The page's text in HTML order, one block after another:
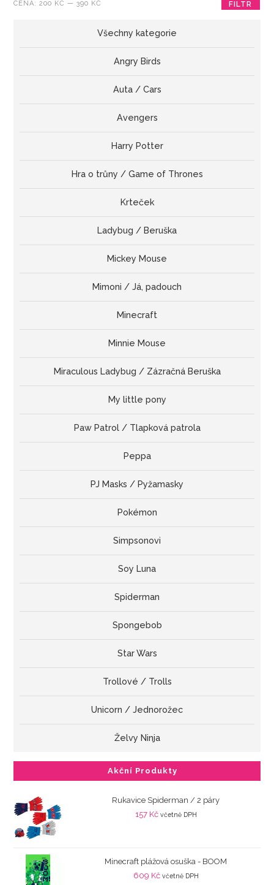
Minimální
Maximální
FILTR
CENA:200 KČ —390 KČ
Všechny kategorie
Angry Birds
Auta / Cars
Avengers
Harry Potter
Hra o trůny / Game of Thrones
Krteček
Ladybug / Beruška
Mickey Mouse
Mimoni / Já, padouch
Minecraft
Minnie Mouse
Miraculous Ladybug / Zázračná Beruška
My little pony
Paw Patrol / Tlapková patrola
Peppa
PJ Masks / Pyžamasky
Pokémon
Simpsonovi
Soy Luna
Spiderman
Spongebob
Star Wars
Trollové / Trolls
Unicorn / Jednorožec
Želvy Ninja
Akční Produkty
Rukavice Spiderman / 2 páry
157 Kč včetně DPH
Minecraft plážová osuška - BOOM
609 Kč včetně DPH